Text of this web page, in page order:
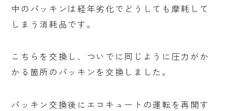
中のパッキンは経年劣化でどうしても摩耗して
しまう消耗品です。
こちらを交換し、ついでに同じように圧力がか
かる箇所のパッキンを交換しました。
パッキン交換後にエコキュートの運転を再開す